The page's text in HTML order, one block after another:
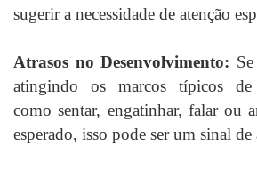
sugerir a necessidade de atenção
Atrasos no Desenvolvimento:
atingindo os marcos típicos de
como sentar, engatinhar, falar ou
esperado, isso pode ser um sinal de